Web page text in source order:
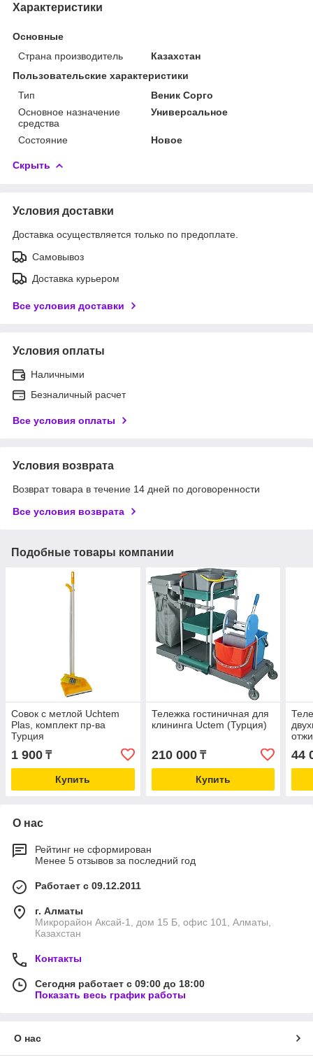
Характеристики
Основные
Страна производитель
Казахстан
Пользовательские характеристики
Тип
Веник Сорго
Основное назначение
средства
Универсальное
Состояние Новое
Скрыть
Условия доставки
Доставка осуществляется только по предоплате.
Самовывоз
Доставка курьером
Все условия доставки
Условия оплаты
Наличными
Безналичный расчет
Все условия оплаты
Условия возврата
Возврат товара в течение 14 дней по договоренности
Все условия возврата
Подобные товары компании
Совок с метлой Uchtem
Plas, комплект пр-ва
Турция
1 900 ₸
Купить
Тележка гостиничная для
клининга Uctem (Турция)
210 000₸
Купить
44
О нас
Рейтинг не сформирован
Менее 5 отзывов за последний год
Работает с 09.12.2011
г. Алматы
Микрорайон Аксай-1, дом 15 Б, офис 101, Алматы,
Казахстан
Контакты
Сегодня работает с 09:00 до 18:00
Показать весь график работы
О нас